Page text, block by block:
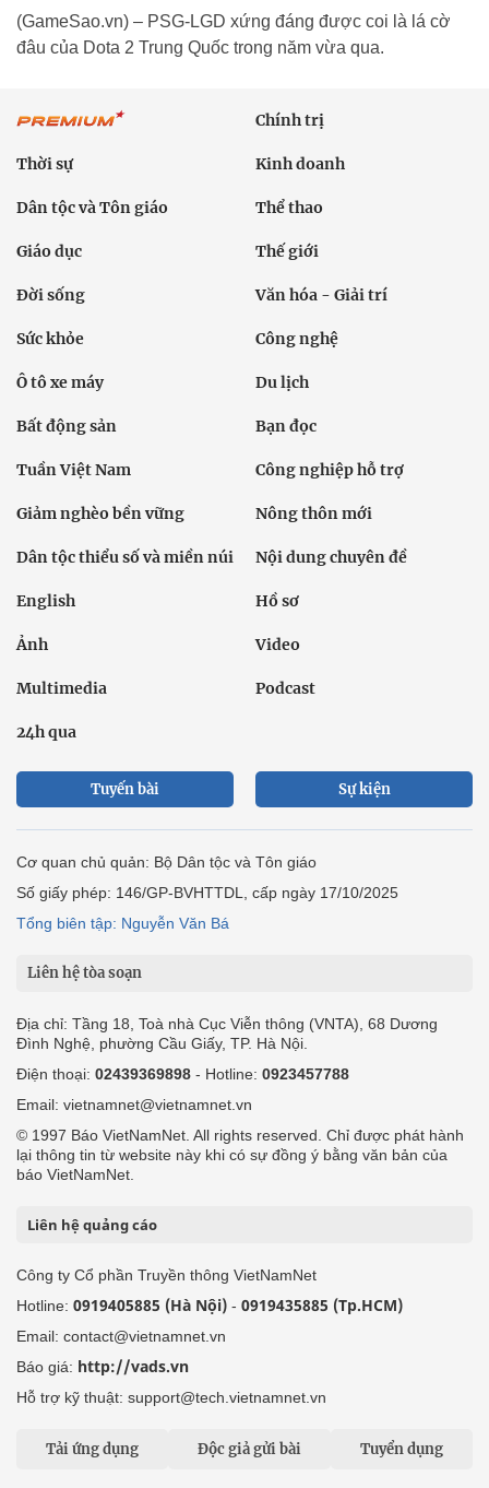
(GameSao.vn) – PSG-LGD xứng đáng được coi là lá cờ
đâu của Dota 2 Trung Quốc trong năm vừa qua.
Chính trị
Thời sự Kinh doanh
Dân tộc và Tôn giáo Thể thao
Giáo dục Thế giới
Đời sống Văn hóa - Giải trí
Sức khỏe Công nghệ
Ô tô xe máy Du lịch
Bất động sản Bạn đọc
Tuần Việt Nam Công nghiệp hỗ trợ
Giảm nghèo bền vững Nông thôn mới
Dân tộc thiểu số và miền núi Nội dung chuyên đề
English Hồ sơ
Ảnh Video
Multimedia Podcast
24h qua
Tuyến bài Sự kiện
Cơ quan chủ quản: Bộ Dân tộc và Tôn giáo
Số giấy phép: 146/GP-BVHTTDL, cấp ngày 17/10/2025
Tổng biên tập: Nguyễn Văn Bá
Liên hệ tòa soạn
Địa chỉ: Tầng 18, Toà nhà Cục Viễn thông (VNTA), 68 Dương
Đình Nghệ, phường Cầu Giấy, TP. Hà Nội.
Điện thoại: 02439369898 - Hotline: 0923457788
Email: vietnamnet@vietnamnet.vn
© 1997 Báo VietNamNet. All rights reserved. Chỉ được phát hành
lại thông tin từ website này khi có sự đồng ý bằng văn bản của
báo VietNamNet.
Liên hệ quảng cáo
Công ty Cổ phần Truyền thông VietNamNet
Hotline: 0919405885 (Hà Nội) - 0919435885 (Tp.HCM)
Email: contact@vietnamnet.vn
Báo giá: http://vads.vn
Hỗ trợ kỹ thuật: support@tech.vietnamnet.vn
Tải ứng dụng Độc giả gửi bài Tuyển dụng